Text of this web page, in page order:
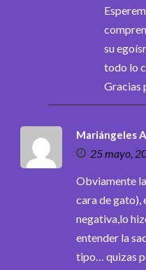
su
todo lo
Gracias
Mariángeles
25 mayo,
Obviamente
cara de gato),
negativa,lo
entender la
tipo… quizas